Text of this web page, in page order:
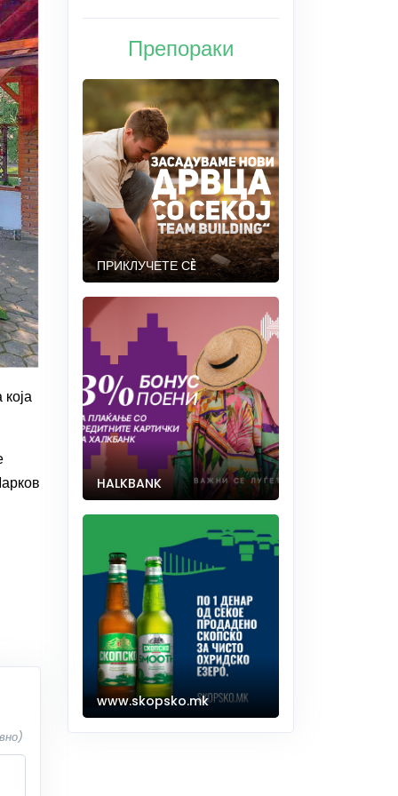
Препораки
ПРИКЛУЧЕТЕ СÈ
HALKBANK
www.skopsko.mk